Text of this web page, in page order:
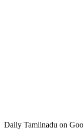
Daily Tamilnadu on